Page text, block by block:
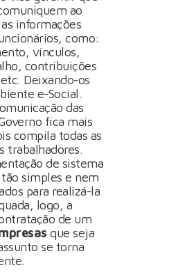
ao
informações
como:
vínculos,
contribuições
Deixando-os
e-Social.
das
fica mais
compila todas as
trabalhadores.
de sistema
simples e nem
para realizá-la
logo, a
de um
que seja
se torna